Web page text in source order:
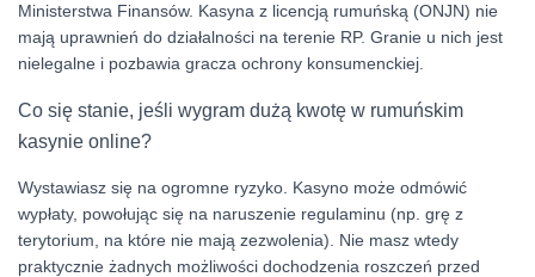
Ministerstwa Finansów. Kasyna z licencją rumuńską (ONJN) nie
mają uprawnień do działalności na terenie RP. Granie u nich jest
nielegalne i pozbawia gracza ochrony konsumenckiej.
Co się stanie, jeśli wygram dużą kwotę w rumuńskim
kasynie online?
Wystawiasz się na ogromne ryzyko. Kasyno może odmówić
wypłaty, powołując się na naruszenie regulaminu (np. grę z
terytorium, na które nie mają zezwolenia). Nie masz wtedy
praktycznie żadnych możliwości dochodzenia roszczeń przed